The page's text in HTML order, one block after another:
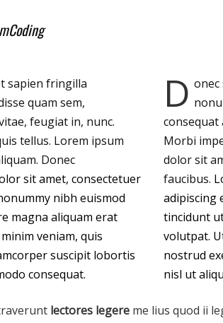
sapien fringilla
quam sem,
feugiat in, nunc.
tellus. Lorem ipsum
Donec
sit amet, consectetuer
nibh euismod
magna aliquam erat
veniam, quis
suscipit lobortis
consequat.
D
consequat
Morbi
dolor sit
faucibus.
adipiscing
tincidunt
volutpat.
nostrud
nisl ut
lectores legere me lius quod ii